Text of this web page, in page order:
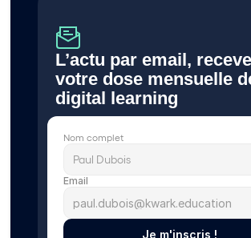
L’actu par email,
votre dose mensuelle
digital learning
Nom complet
Email
Je m'inscris !